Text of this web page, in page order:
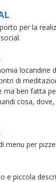
per la
locandine
di
ma ben fatta
cosa,
menu per
e piccola